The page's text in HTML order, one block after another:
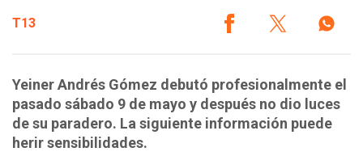
T13
Yeiner Andrés Gómez debutó profesionalmente el
pasado sábado 9 de mayo y después no dio luces
de su paradero. La siguiente información puede
herir sensibilidades.